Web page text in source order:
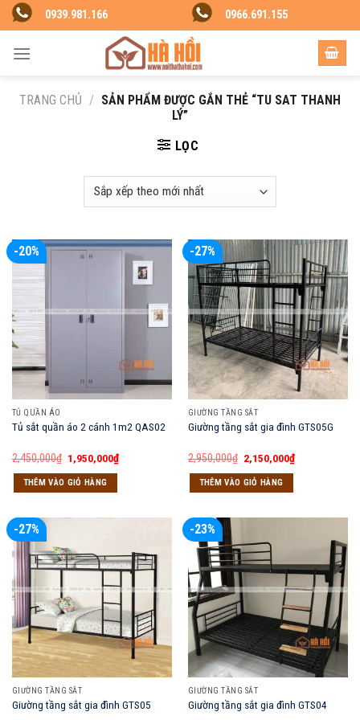
Skip
to
content
0939.981.166 0966.691.155
TRANG CHỦ / SẢN PHẨM ĐƯỢC GẮN THẺ “TU SAT THANH
LÝ”
LỌC
-20%
TỦ QUẦN ÁO
Tủ sắt quần áo 2 cánh 1m2 QAS02
2,450,000₫ Giá
gốc
là:
2,450,000₫.
1,950,000₫Giá
hiện
THÊM VÀO GIỎ HÀNG
-27%
GIƯỜNG TẦNG SẮT
Giường tầng sắt gia đình GTS05G
2,950,000₫ Giá
gốc
là:
2,950,000₫.
2,150,000₫Giá
hiện
THÊM VÀO GIỎ HÀNG
-27%
GIƯỜNG TẦNG SẮT
Giường tầng sắt gia đình GTS05
-23%
GIƯỜNG TẦNG SẮT
Giường tầng sắt gia đình GTS04